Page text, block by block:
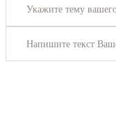
Укажите тему
Напишите текст